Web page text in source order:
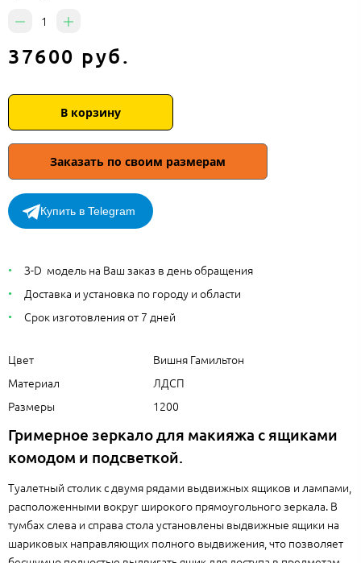
37600 руб.
В корзину
Заказать по своим размерам
Купить в Telegram
З-D модель на Ваш заказ в день обращения
Доставка и установка по городу и области
Срок изготовления от 7 дней
Цвет
Вишня Гамильтон
Материал
ЛДСП
Размеры
1200
Гримерное зеркало для макияжа с ящиками
комодом и подсветкой.
Туалетный столик с двумя рядами выдвижных ящиков и лампами,
расположенными вокруг широкого прямоугольного зеркала. В
тумбах слева и справа стола установлены выдвижные ящики на
шариковых направляющих полного выдвижения, что позволяет